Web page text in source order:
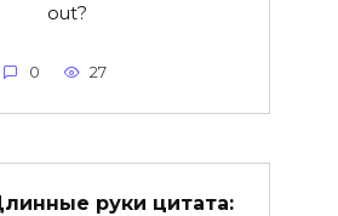
out?
0 27
руки цитата: